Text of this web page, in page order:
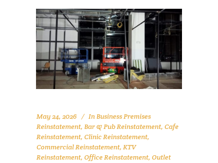
May 24, 2026 In Business Premises
Reinstatement, Bar & Pub Reinstatement, Cafe
Reinstatement, Clinic Reinstatement,
Commercial Reinstatement, KTV
Reinstatement, Office Reinstatement, Outlet